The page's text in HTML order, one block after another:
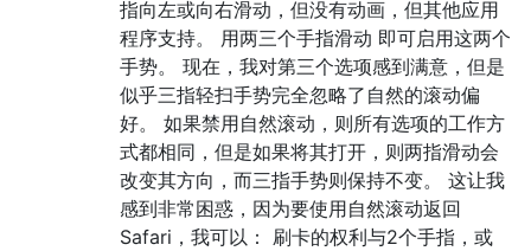
指向左或向右滑动，但没有动画，但其他应用
程序支持。 用两三个手指滑动 即可启用这两个
手势。 现在，我对第三个选项感到满意，但是
似乎三指轻扫手势完全忽略了自然的滚动偏
好。 如果禁用自然滚动，则所有选项的工作方
式都相同，但是如果将其打开，则两指滑动会
改变其方向，而三指手势则保持不变。 这让我
感到非常困惑，因为要使用自然滚动返回
Safari，我可以： 刷卡的权利与2个手指，或